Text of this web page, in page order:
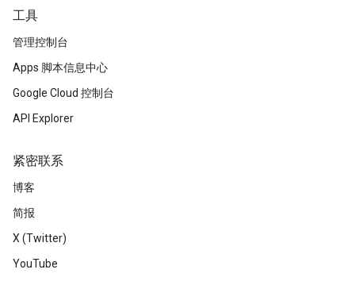
工具
管理控制台
Apps 脚本信息中心
Google Cloud 控制台
API Explorer
紧密联系
博客
简报
X (Twitter)
YouTube